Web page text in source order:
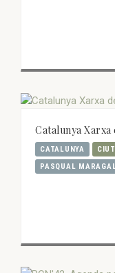
Catalunya Xarxa
CATALUNYA
PASQUAL